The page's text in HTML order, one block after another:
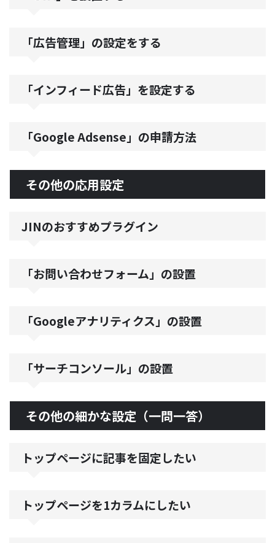
「広告管理」の設定をする
「インフィード広告」を設定する
「Google Adsense」の申請方法
その他の応用設定
JINのおすすめプラグイン
「お問い合わせフォーム」の設置
「Googleアナリティクス」の設置
「サーチコンソール」の設置
その他の細かな設定（一問一答）
トップページに記事を固定したい
トップページを1カラムにしたい